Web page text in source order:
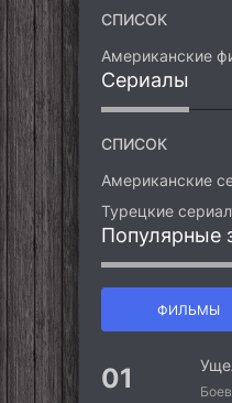
СПИСОК
Сериалы
СПИСОК
Турецкие
Популярные
ФИЛЬМЫ